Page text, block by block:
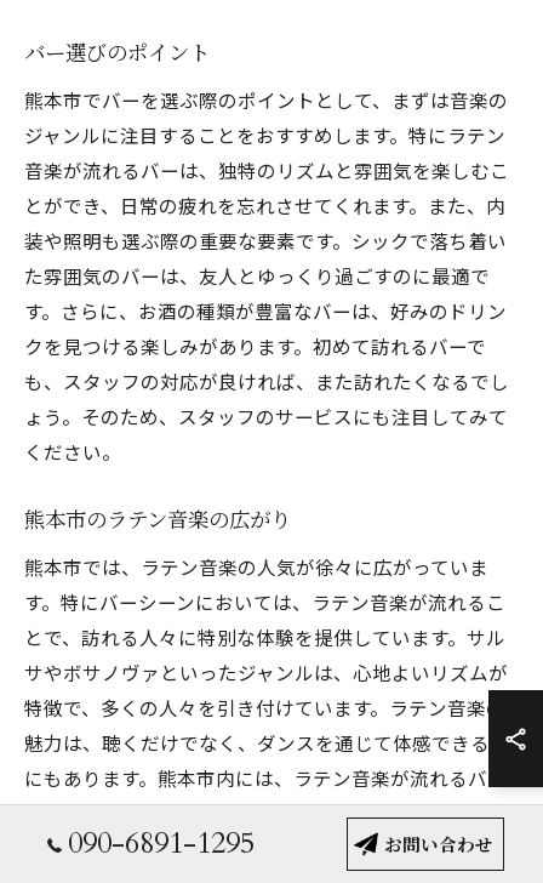
バー選びのポイント
熊本市でバーを選ぶ際のポイントとして、まずは音楽の
ジャンルに注目することをおすすめします。特にラテン
音楽が流れるバーは、独特のリズムと雰囲気を楽しむこ
とができ、日常の疲れを忘れさせてくれます。また、内
装や照明も選ぶ際の重要な要素です。シックで落ち着い
た雰囲気のバーは、友人とゆっくり過ごすのに最適で
す。さらに、お酒の種類が豊富なバーは、好みのドリン
クを見つける楽しみがあります。初めて訪れるバーで
も、スタッフの対応が良ければ、また訪れたくなるでし
ょう。そのため、スタッフのサービスにも注目してみて
ください。
熊本市のラテン音楽の広がり
熊本市では、ラテン音楽の人気が徐々に広がっていま
す。特にバーシーンにおいては、ラテン音楽が流れるこ
とで、訪れる人々に特別な体験を提供しています。サル
サやボサノヴァといったジャンルは、心地よいリズムが
特徴で、多くの人々を引き付けています。ラテン音楽の
魅力は、聴くだけでなく、ダンスを通じて体感できる点
にもあります。熊本市内には、ラテン音楽が流れるバー
がいくつかあり、それぞれが独自のスタイルで訪れる
人々を楽しませています。新しい音楽の出会いを求める
090-6891-1295 お問い合わせ